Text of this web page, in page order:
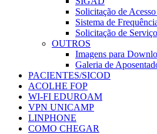
Solicitação de
Sistema de
Solicitação de
OUTROS
Imagens para
Galeria de
PACIENTES/SICOD
ACOLHE FOP
WI-FI EDUROAM
VPN UNICAMP
LINPHONE
COMO CHEGAR